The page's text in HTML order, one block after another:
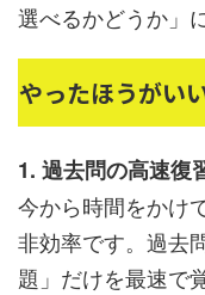
選べるかどうか」
やったほうがい
1. 過去問の高速復
今から時間をかけ
非効率です。過去
題」だけを最速で